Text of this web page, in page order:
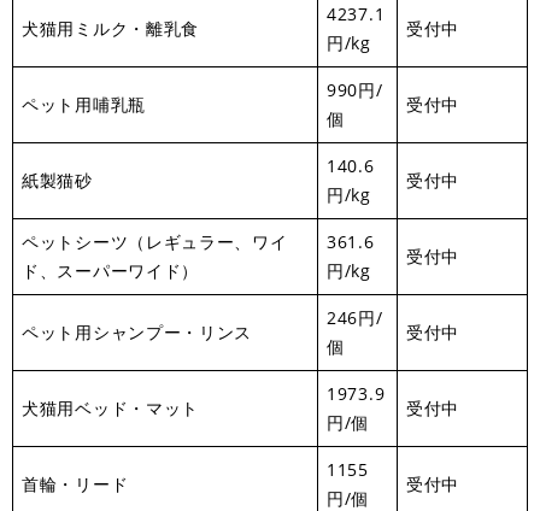
犬猫用ミルク・離乳食
4237.1
円/kg
受付中
ペット用哺乳瓶
990円/
個
受付中​
紙製猫砂
140.6
円/kg
受付中​
ペットシーツ（レギュラー、ワイ
ド、スーパーワイド）
361.6
円/kg
​受付中​
ペット用シャンプー・リンス
246円/
個
受付中
犬猫用ベッド・マット
1973.9
円/個
受付中​
首輪・リード
1155
円/個
受付中​